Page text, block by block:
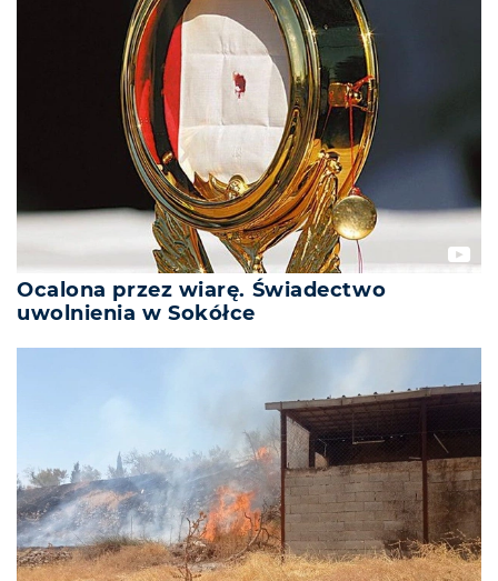
Ocalona przez wiarę. Świadectwo
uwolnienia w Sokółce